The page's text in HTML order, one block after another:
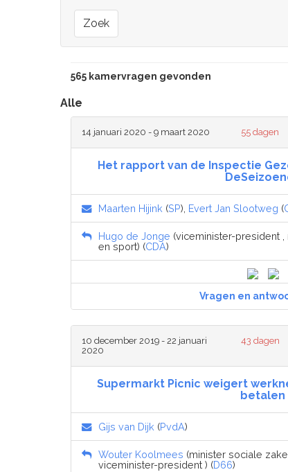
Zoek
565 kamervragen gevonden
Alle
14 januari 2020 - 9 maart 2020 55 dagen
Het rapport van de Inspectie
Maarten Hijink (SP), Evert Jan Slootweg (
Hugo de Jonge (viceminister-president
en sport) (CDA)
Vragen en
10 december 2019 - 22 januari
2020
43 dagen
Supermarkt Picnic weigert
betalen
Gijs van Dijk (PvdA)
Wouter Koolmees (minister sociale
viceminister-president ) (D66)